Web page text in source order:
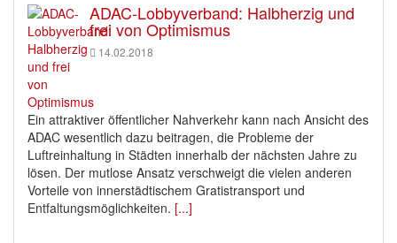
ADAC-Lobbyverband: Halbherzig und
frei von Optimismus
14.02.2018
Ein attraktiver öffentlicher Nahverkehr kann nach Ansicht des
ADAC wesentlich dazu beitragen, die Probleme der
Luftreinhaltung in Städten innerhalb der nächsten Jahre zu
lösen. Der mutlose Ansatz verschweigt die vielen anderen
Vorteile von innerstädtischem Gratistransport und
Entfaltungsmöglichkeiten. [...]